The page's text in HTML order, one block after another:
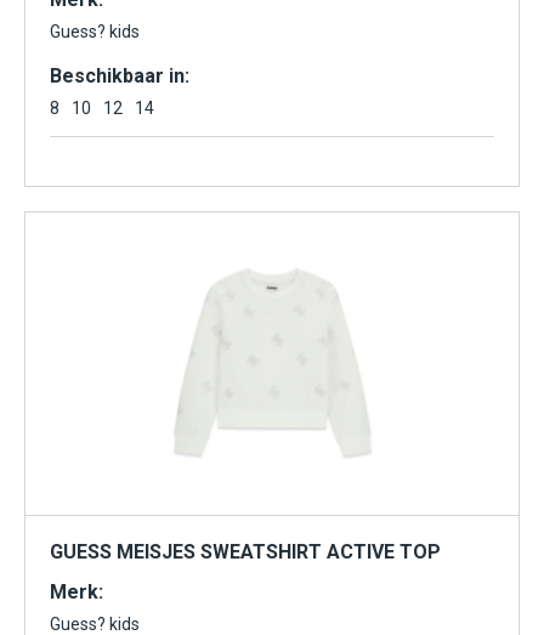
Guess? kids
Beschikbaar in:
8 10 12 14
GUESS MEISJES SWEATSHIRT ACTIVE TOP
Merk:
Guess? kids